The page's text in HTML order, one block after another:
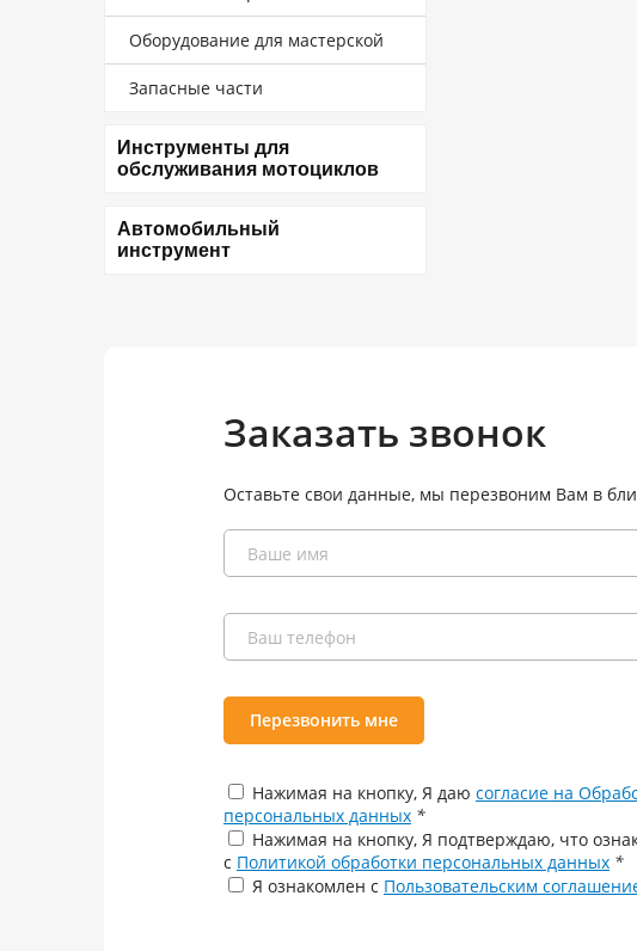
Оборудование для мастерской
Запасные части
Инструменты для
обслуживания мотоциклов
Автомобильный
инструмент
Заказать звонок
Оставьте свои данные, мы перезвоним Вам в
Перезвонить мне
Нажимая на кнопку, Я даю согласие на
персональных данных *
Нажимая на кнопку, Я подтверждаю, что
с Политикой обработки персональных данных *
Я ознакомлен с Пользовательским